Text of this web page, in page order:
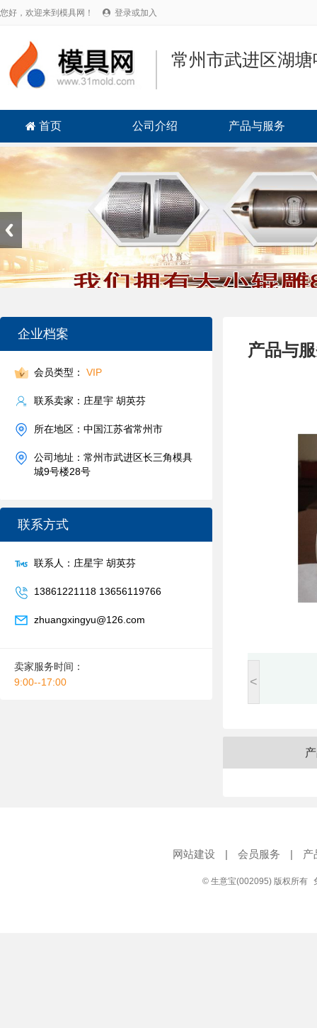
您好，欢迎来到模具网！  登录或加入
常州市武进区湖
 首页 公司介绍 产品与服务
企业档案
会员类型： VIP
联系卖家：庄星宇 胡英芬
所在地区：中国江苏省常州市
公司地址：常州市武进区长三角模具
城9号楼28号
联系方式
联系人：庄星宇 胡英芬
13861221118 13656119766
zhuangxingyu@126.com
卖家服务时间：
9:00--17:00
产品与
<
网站建设 | 会员服务 | 产
© 生意宝(002095) 版权所有